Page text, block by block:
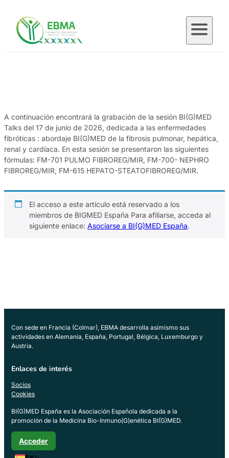
contenido
A continuación encontrará la grabación de la sesión BI(G)MED
Talks del 17 de junio de 2026, dedicada a las enfermedades
fibróticas : abordaje BI(G)MED de la fibrosis pulmonar, hepática,
renal y cardíaca. En esta sesión se presentaron las siguientes
fórmulas: FM-701 PULMO FIBROREG/MIR, FM-700- NEPHRO
FIBROREG/MIR, FM-615 HEPATO-STEATOFIBROREG/MIR.
El acceso a este artículo está reservado a los
miembros de BIGMED España Para afiliarse, acceda al
siguiente enlace: Asociarse a BI(G)MED España.
Con sede en Francia (Colmar), EBMA desarrolla asimismo sus
actividades en Alemania, España, Portugal, Bélgica, Luxemburgo y
Austria.
Enlaces de interés
Socios
Cookies
BI(G)MED España es la Asociación Española dedicada a la
promoción de la Medicina Bio-Inmuno(G)enética BI(G)MED.
Acceder